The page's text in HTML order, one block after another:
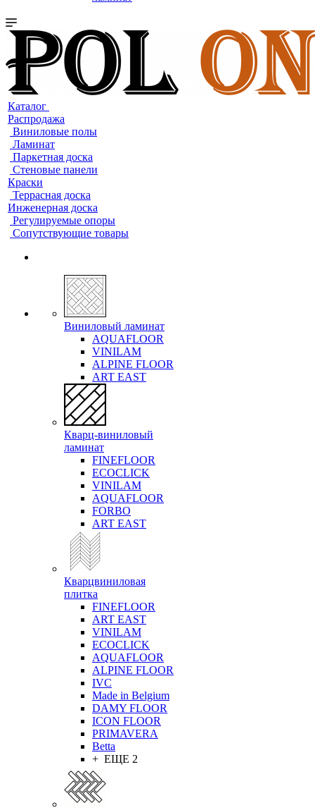
Каталог
Распродажа
Виниловые полы
Ламинат
Паркетная доска
Стеновые панели
Краски
Террасная доска
Инженерная доска
Регулируемые опоры
Сопутствующие товары
Виниловый ламинат
AQUAFLOOR
VINILAM
ALPINE FLOOR
ART EAST
Кварц-виниловый
ламинат
FINEFLOOR
ECOCLICK
VINILAM
AQUAFLOOR
FORBO
ART EAST
Кварцвиниловая
плитка
FINEFLOOR
ART EAST
VINILAM
ECOCLICK
AQUAFLOOR
ALPINE FLOOR
IVC
Made in Belgium
DAMY FLOOR
ICON FLOOR
PRIMAVERA
Betta
+ ЕЩЕ 2